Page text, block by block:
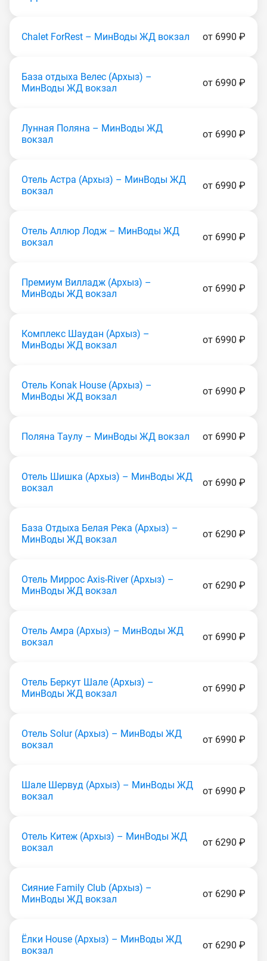
Chalet ForRest – МинВоды ЖД вокзал от 6990 ₽
База отдыха Велес (Apxыз) –
МинВоды ЖД вокзал
от 6990 ₽
Лунная Поляна – МинВоды ЖД
вокзал
от 6990 ₽
Отель Астра (Apxыз) – МинВоды ЖД
вокзал
от 6990 ₽
Отель Аллюр Лодж – МинВоды ЖД
вокзал
от 6990 ₽
Премиум Вилладж (Apxыз) –
МинВоды ЖД вокзал
от 6990 ₽
Комплекс Шаудан (Apxыз) –
МинВоды ЖД вокзал
от 6990 ₽
Отель Konak House (Apxыз) –
МинВоды ЖД вокзал
от 6990 ₽
Поляна Таулу – МинВоды ЖД вокзал от 6990 ₽
Отель Шишка (Apxыз) – МинВоды ЖД
вокзал
от 6990 ₽
База Отдыха Белая Река (Apxыз) –
МинВоды ЖД вокзал
от 6290 ₽
Отель Миррос Axis-River (Apxыз) –
МинВоды ЖД вокзал
от 6290 ₽
Отель Амра (Apxыз) – МинВоды ЖД
вокзал
от 6990 ₽
Отель Беркут Шале (Apxыз) –
МинВоды ЖД вокзал
от 6990 ₽
Отель Solur (Apxыз) – МинВоды ЖД
вокзал
от 6990 ₽
Шале Шервуд (Apxыз) – МинВоды ЖД
вокзал
от 6990 ₽
Отель Китеж (Apxыз) – МинВоды ЖД
вокзал
от 6290 ₽
Сияние Family Club (Apxыз) –
МинВоды ЖД вокзал
от 6290 ₽
Ёлки House (Apxыз) – МинВоды ЖД
вокзал
от 6290 ₽